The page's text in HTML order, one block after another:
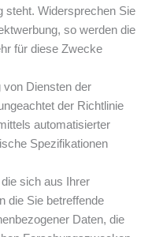
steht. Widersprechen Sie
so werden die
für diese Zwecke
von Diensten der
der Richtlinie
automatisierter
Spezifikationen
sich aus Ihrer
die Sie betreffende
Daten, die